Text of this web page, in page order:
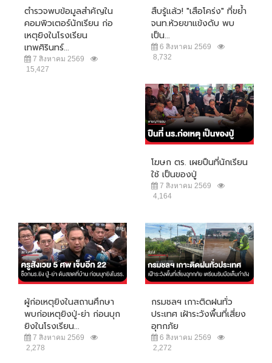
ตำรวจพบข้อมูลสำคัญใน
คอมพิวเตอร์นักเรียน ก่อ
เหตุยิงในโรงเรียน
เทพศิรินทร์...
7 สิงหาคม 2569
15,427
สืบรู้แล้ว! "เสือโคร่ง" ที่ขย้ำ
จนท.ห้วยขาแข้งดับ พบ
เป็น...
6 สิงหาคม 2569
8,732
โฆษก ตร. เผยปืนที่นักเรียน
ใช้ เป็นของปู่
7 สิงหาคม 2569
4,164
ผู้ก่อเหตุยิงในสถานศึกษา
พบก่อเหตุยิงปู่-ย่า ก่อนบุก
ยิงในโรงเรียน...
7 สิงหาคม 2569
2,278
กรมชลฯ เกาะติดฝนทั่ว
ประเทศ เฝ้าระวังพื้นที่เสี่ยง
อุทกภัย
6 สิงหาคม 2569
2,272